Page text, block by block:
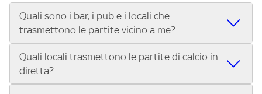
Quali sono i bar, i pub e i locali che
trasmettono le partite vicino a me?
Se cerchi un bar, pub, ristorante o locale vicino a te per
vedere le partite di Serie A ENILIVE, la Serie C Sky Wifi, la
UEFA Champions League, la UEFA Europa League, la UEFA
Quali locali trasmettono le partite di calcio in
diretta?